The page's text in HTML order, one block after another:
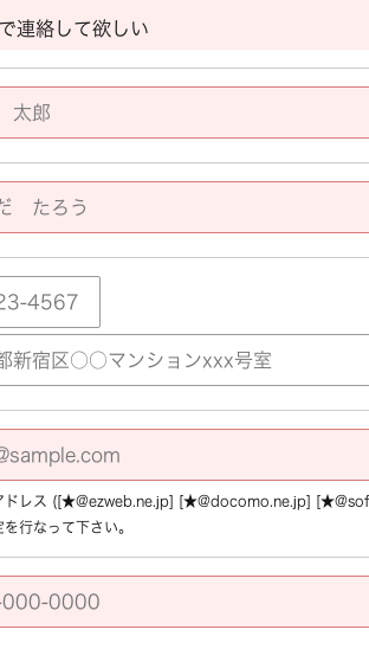
連絡して欲しい
ドレス ([★@ezweb.ne.jp] [★@docomo.ne.jp]
行なって下さい。